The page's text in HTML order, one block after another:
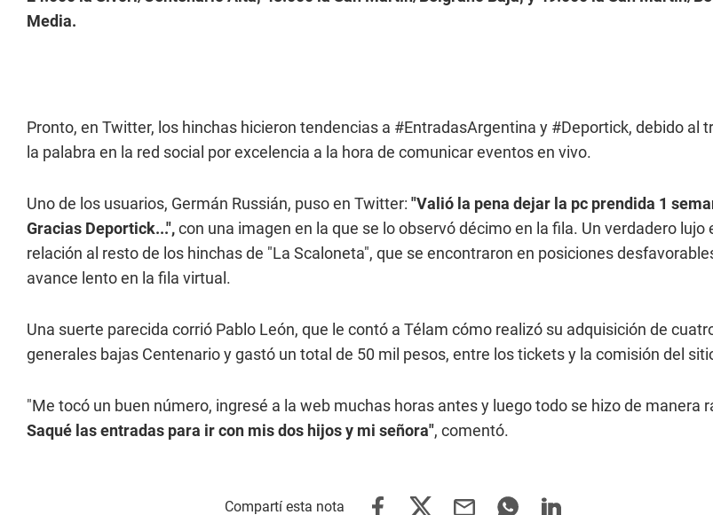
Media.
Pronto, en Twitter, los hinchas hicieron tendencias a #EntradasArgentina y #Deportick, debido al
la palabra en la red social por excelencia a la hora de comunicar eventos en vivo.
Uno de los usuarios, Germán Russián, puso en Twitter: "Valió la pena dejar la pc prendida 1
Gracias Deportick...",con una imagen en la que se lo observó décimo en la fila. Un verdadero lujo
relación al resto de los hinchas de "La Scaloneta", que se encontraron en posiciones
avance lento en la fila virtual.
Una suerte parecida corrió Pablo León, que le contó a Télam cómo realizó su adquisición de
generales bajas Centenario y gastó un total de 50 mil pesos, entre los tickets y la comisión del
"Me tocó un buen número, ingresé a la web muchas horas antes y luego todo se hizo de manera
Saqué las entradas para ir con mis dos hijos y mi señora", comentó.